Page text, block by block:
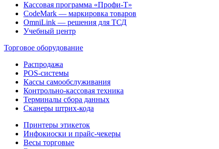
Кассовая программа «Профи-Т»
CodeMark — маркировка товаров
OmniLink — решения для ТСД
Учебный центр
Торговое оборудование
Распродажа
POS-системы
Кассы самообслуживания
Контрольно-кассовая техника
Терминалы сбора данных
Сканеры штрих-кода
Принтеры этикеток
Инфокиоски и прайс-чекеры
Весы торговые